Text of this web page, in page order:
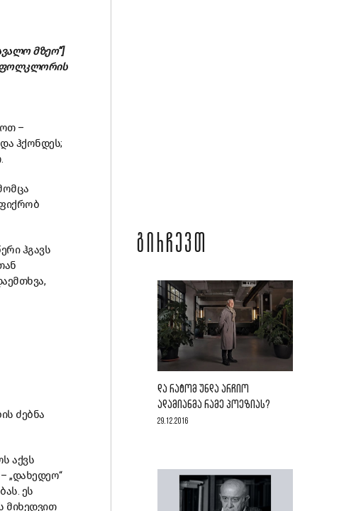
მზეო“]
ფოლკლორის
–
ჰქონდეს;
ჰგავს
ძებნა
აქვს
„დახედეო“
ეს
მიხედვით
ᲒᲘᲠᲩᲔᲕᲗ
ᲓᲐ ᲠᲐᲢᲝᲛ ᲣᲜᲓᲐ ᲐᲠᲩᲘᲝ
ᲐᲓᲐᲛᲘᲐᲜᲛᲐ ᲠᲐᲛᲔ ᲞᲝᲔᲖᲘᲐᲡ?
29.12.2016